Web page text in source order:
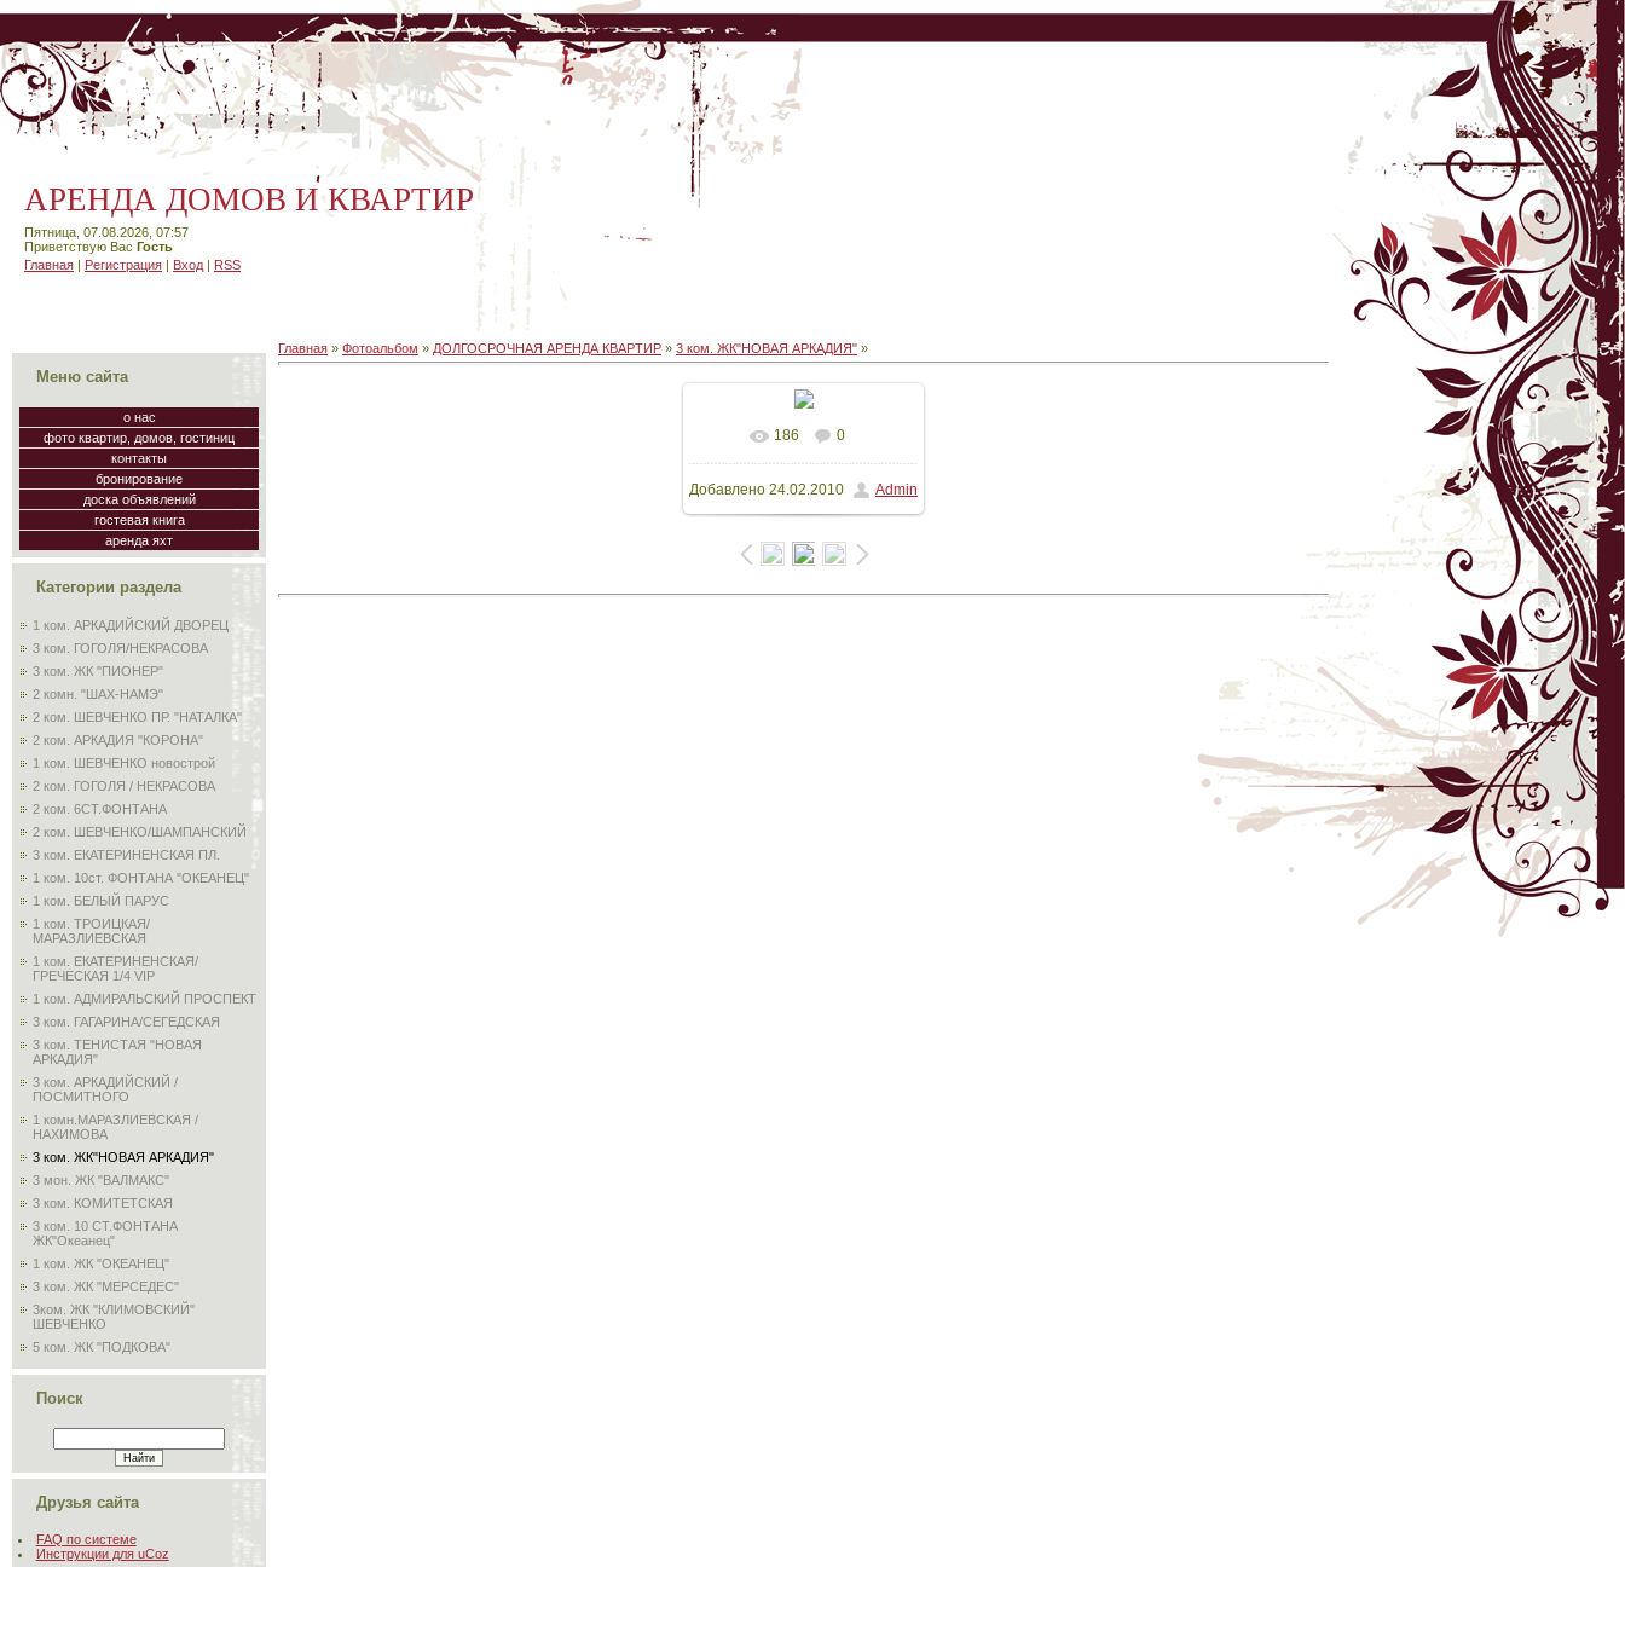
АРЕНДА ДОМОВ И КВАРТИР
Пятница, 07.08.2026, 07:57
Приветствую Вас Гость
Главная | Регистрация | Вход | RSS
Меню сайта
о нас
фото квартир, домов, гостиниц
контакты
бронирование
доска объявлений
гостевая книга
аренда яхт
Категории раздела
1 ком. АРКАДИЙСКИЙ ДВОРЕЦ
3 ком. ГОГОЛЯ/НЕКРАСОВА
3 ком. ЖК "ПИОНЕР"
2 комн. "ШАХ-НАМЭ"
2 ком. ШЕВЧЕНКО ПР. "НАТАЛКА"
2 ком. АРКАДИЯ "КОРОНА"
1 ком. ШЕВЧЕНКО новострой
2 ком. ГОГОЛЯ / НЕКРАСОВА
2 ком. 6СТ.ФОНТАНА
2 ком. ШЕВЧЕНКО/ШАМПАНСКИЙ
3 ком. ЕКАТЕРИНЕНСКАЯ ПЛ.
1 ком. 10ст. ФОНТАНА "ОКЕАНЕЦ"
1 ком. БЕЛЫЙ ПАРУС
1 ком. ТРОИЦКАЯ/
МАРАЗЛИЕВСКАЯ
1 ком. ЕКАТЕРИНЕНСКАЯ/
ГРЕЧЕСКАЯ 1/4 VIP
1 ком. АДМИРАЛЬСКИЙ ПРОСПЕКТ
3 ком. ГАГАРИНА/СЕГЕДСКАЯ
3 ком. ТЕНИСТАЯ "НОВАЯ
АРКАДИЯ"
3 ком. АРКАДИЙСКИЙ /
ПОСМИТНОГО
1 комн.МАРАЗЛИЕВСКАЯ /
НАХИМОВА
3 ком. ЖК"НОВАЯ АРКАДИЯ"
3 мон. ЖК "ВАЛМАКС"
3 ком. КОМИТЕТСКАЯ
3 ком. 10 СТ.ФОНТАНА
ЖК"Океанец"
1 ком. ЖК "ОКЕАНЕЦ"
3 ком. ЖК "МЕРСЕДЕС"
3ком. ЖК "КЛИМОВСКИЙ"
ШЕВЧЕНКО
5 ком. ЖК "ПОДКОВА"
Поиск
Друзья сайта
FAQ по системе
Инструкции для uCoz
Главная » Фотоальбом » ДОЛГОСРОЧНАЯ АРЕНДА КВАРТИР » 3 ком. ЖК"НОВАЯ АРКАДИЯ" »
В реальном размере
1500x1125/ 181.3Kb
186 0
Добавлено 24.02.2010 Admin